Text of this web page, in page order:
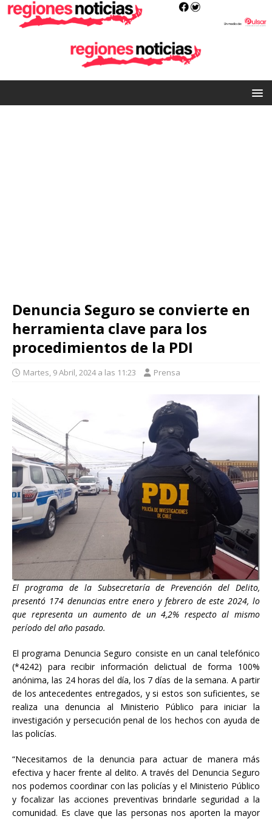
Denuncia Seguro se convierte en
herramienta clave para los
procedimientos de la PDI
Martes, 9 Abril, 2024 a las 11:23 Prensa
El programa de la Subsecretaría de Prevención del Delito,
presentó 174 denuncias entre enero y febrero de este 2024, lo
que representa un aumento de un 4,2% respecto al mismo
período del año pasado.
El programa Denuncia Seguro consiste en un canal telefónico
(*4242) para recibir información delictual de forma 100%
anónima, las 24 horas del día, los 7 días de la semana. A partir
de los antecedentes entregados, y si estos son suficientes, se
realiza una denuncia al Ministerio Público para iniciar la
investigación y persecución penal de los hechos con ayuda de
las policías.
“Necesitamos de la denuncia para actuar de manera más
efectiva y hacer frente al delito. A través del Denuncia Seguro
nos podemos coordinar con las policías y el Ministerio Público
y focalizar las acciones preventivas brindarle seguridad a la
comunidad. Es clave que las personas nos aporten la mayor